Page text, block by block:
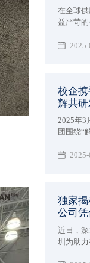
在全球
益严苛
WRAP（
校企
辉共
2025年3
团围绕“
行交流和
独家
公司
近日，
圳为助